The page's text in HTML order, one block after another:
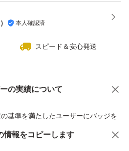
） 本人確認済
スピード＆安心発送
の実績について
基準を満たしたユーザーにバッジを
商品への質問
情報をコピーします
オススメ